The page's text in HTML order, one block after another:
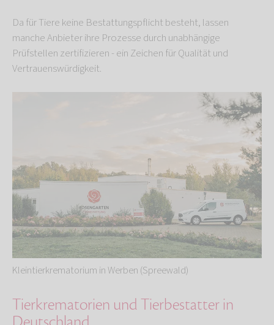
Da für Tiere keine Bestattungspflicht besteht, lassen
manche Anbieter ihre Prozesse durch unabhängige
Prüfstellen zertifizieren - ein Zeichen für Qualität und
Vertrauenswürdigkeit.
Kleintierkrematorium in Werben (Spreewald)
Tierkrematorien und Tierbestatter in